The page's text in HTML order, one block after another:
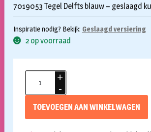
7019053 Tegel Delfts blauw – geslaagd
Inspiratie nodig? Bekijk: Geslaagd versiering
2 op voorraad
geslaagd
TOEVOEGEN AAN WINKELWAGEN